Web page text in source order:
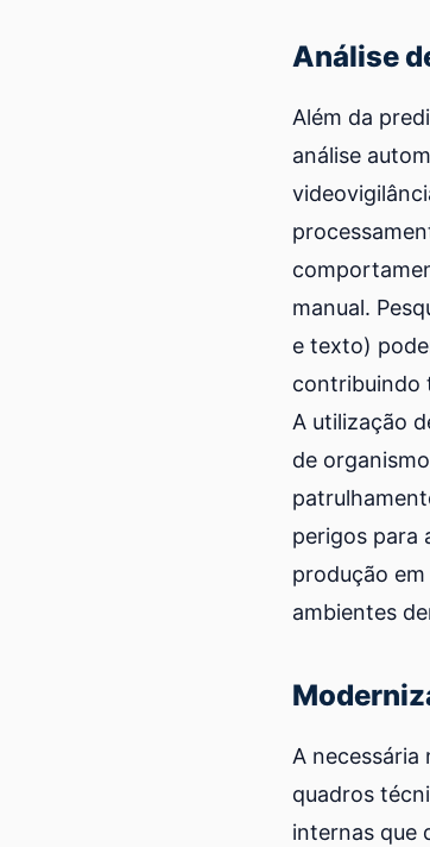
Análise
Além da
análise
manual.
e texto)
contribuindo
A utilização
de
perigos para
produção
ambientes
A necessária
quadros
internas que